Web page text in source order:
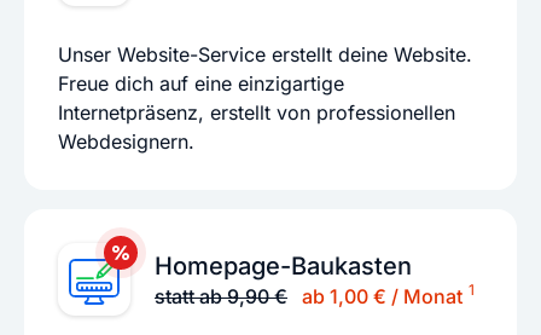
Unser Website-Service erstellt deine Website.
Freue dich auf eine einzigartige
Internetpräsenz, erstellt von professionellen
Webdesignern.
Homepage-Baukasten
statt ab 9,90 € ab 1,00 € / Monat 1